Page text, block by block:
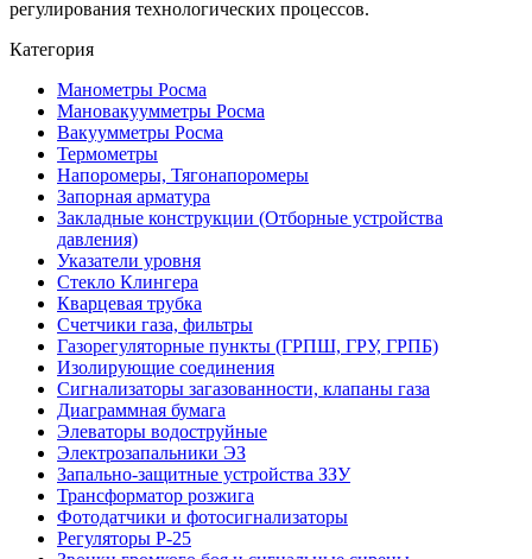
регулирования технологических процессов.
Категория
Манометры Росма
Мановакуумметры Росма
Вакуумметры Росма
Термометры
Напоромеры, Тягонапоромеры
Запорная арматура
Закладные конструкции (Отборные устройства
давления)
Указатели уровня
Стекло Клингера
Кварцевая трубка
Счетчики газа, фильтры
Газорегуляторные пункты (ГРПШ, ГРУ, ГРПБ)
Изолирующие соединения
Сигнализаторы загазованности, клапаны газа
Диаграммная бумага
Элеваторы водоструйные
Электрозапальники ЭЗ
Запально-защитные устройства ЗЗУ
Трансформатор розжига
Фотодатчики и фотосигнализаторы
Регуляторы Р-25